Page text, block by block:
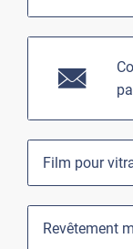
Film pour
Revêtement